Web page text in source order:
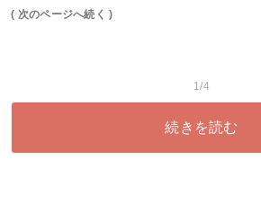
( 次のページへ続く )
1/4
続きを読む